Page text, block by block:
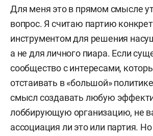
Для меня это в прямом смысле
вопрос. Я считаю партию
инструментом для решения
а не для личного пиара. Если
сообщество с интересами,
отстаивать в «большой»
смысл создавать любую
лоббирующую организацию, не
ассоциация ли это или партия.